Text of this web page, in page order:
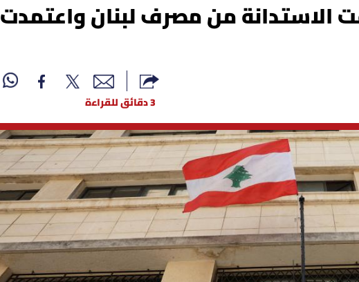
الاستدانة من مصرف لبنان واعتمدت
3 دقائق للقراءة